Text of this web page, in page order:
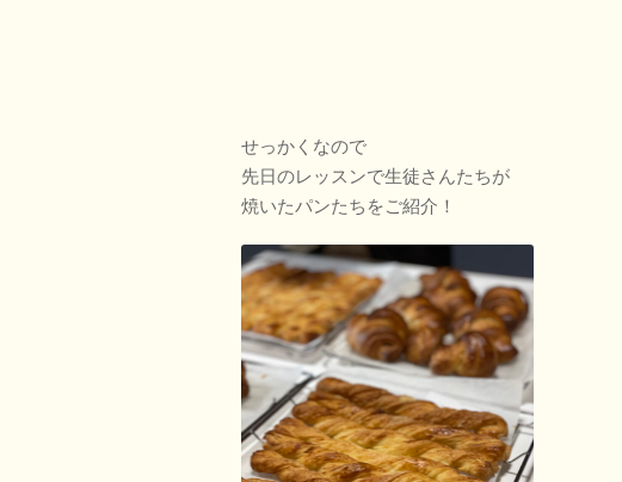
せっかくなので
先日のレッスンで生徒さんたちが
焼いたパンたちをご紹介！